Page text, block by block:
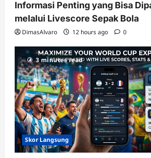
Informasi Penting yang Bisa
melalui Livescore Sepak Bola
DimasAlvaro 12 hours ago 0
3 minutes read
Skor Langsung